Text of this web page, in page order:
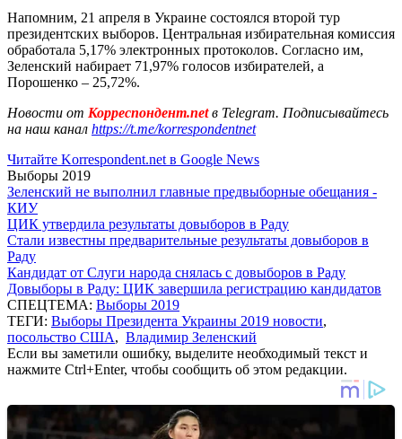
Напомним, 21 апреля в Украине состоялся второй тур
президентских выборов. Центральная избирательная комиссия
обработала 5,17% электронных протоколов. Согласно им,
Зеленский набирает 71,97% голосов избирателей, а
Порошенко – 25,72%.
Новости от Корреспондент.netв Telegram. Подписывайтесь
на наш канал https://t.me/korrespondentnet
Читайте Korrespondent.net в Google News
Выборы 2019
Зеленский не выполнил главные предвыборные обещания -
КИУ
ЦИК утвердила результаты довыборов в Раду
Стали известны предварительные результаты довыборов в
Раду
Кандидат от Слуги народа снялась с довыборов в Раду
Довыборы в Раду: ЦИК завершила регистрацию кандидатов
СПЕЦТЕМА: Выборы 2019
ТЕГИ: Выборы Президента Украины 2019 новости,
посольство США, Владимир Зеленский
Если вы заметили ошибку, выделите необходимый текст и
нажмите Ctrl+Enter, чтобы сообщить об этом редакции.